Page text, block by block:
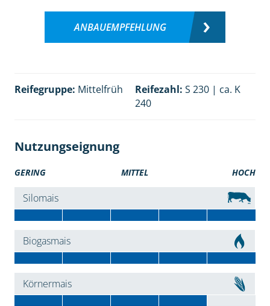
ANBAUEMPFEHLUNG
Reifegruppe: Mittelfrüh Reifezahl: S 230 | ca. K
240
Nutzungseignung
GERING MITTEL HOCH
Silomais
Biogasmais
Körnermais